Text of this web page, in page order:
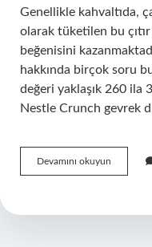
Genellikle kahvaltıda,
olarak tüketilen bu
beğenisini
hakkında birçok soru
değeri yaklaşık 260 ila
Nestle Crunch gevrek
Devamını okuyun
Kahvaltılık
Kalori